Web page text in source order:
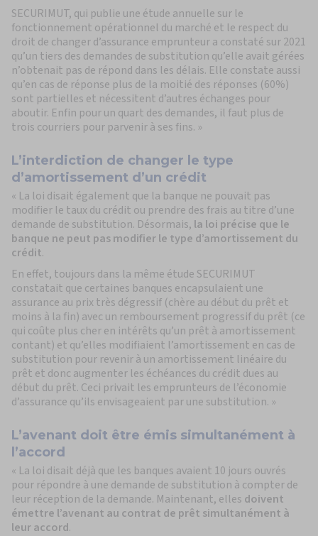
SECURIMUT, qui publie une étude annuelle sur le
fonctionnement opérationnel du marché et le respect du
droit de changer d’assurance emprunteur a constaté sur 2021
qu’un tiers des demandes de substitution qu’elle avait gérées
n’obtenait pas de répond dans les délais. Elle constate aussi
qu’en cas de réponse plus de la moitié des réponses (60%)
sont partielles et nécessitent d’autres échanges pour
aboutir. Enfin pour un quart des demandes, il faut plus de
trois courriers pour parvenir à ses fins. »
L’interdiction de changer le type
d’amortissement d’un crédit
« La loi disait également que la banque ne pouvait pas
modifier le taux du crédit ou prendre des frais au titre d’une
demande de substitution. Désormais, la loi précise que le
banque ne peut pas modifier le type d’amortissement du
crédit.
En effet, toujours dans la même étude SECURIMUT
constatait que certaines banques encapsulaient une
assurance au prix très dégressif (chère au début du prêt et
moins à la fin) avec un remboursement progressif du prêt (ce
qui coûte plus cher en intérêts qu’un prêt à amortissement
contant) et qu’elles modifiaient l’amortissement en cas de
substitution pour revenir à un amortissement linéaire du
prêt et donc augmenter les échéances du crédit dues au
début du prêt. Ceci privait les emprunteurs de l’économie
d’assurance qu’ils envisageaient par une substitution. »
L’avenant doit être émis simultanément à
l’accord
« La loi disait déjà que les banques avaient 10 jours ouvrés
pour répondre à une demande de substitution à compter de
leur réception de la demande. Maintenant, elles doivent
émettre l’avenant au contrat de prêt simultanément à
leur accord.